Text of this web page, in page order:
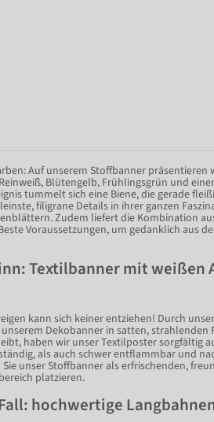
Auf unserem Stoffbanner präsentieren
Blütengelb, Frühlingsgrün und
tummelt sich eine Biene, die gerade
filigrane Details in ihrer ganzen
Zudem liefert die Kombination
Voraussetzungen, um gedanklich aus
Textilbanner mit weißen
kann sich keiner entziehen! Durch
Dekobanner in satten, strahlenden
haben wir unser Textilposter sorgfältig
als auch schwer entflammbar und
unser Stoffbanner als erfrischenden,
platzieren.
hochwertige